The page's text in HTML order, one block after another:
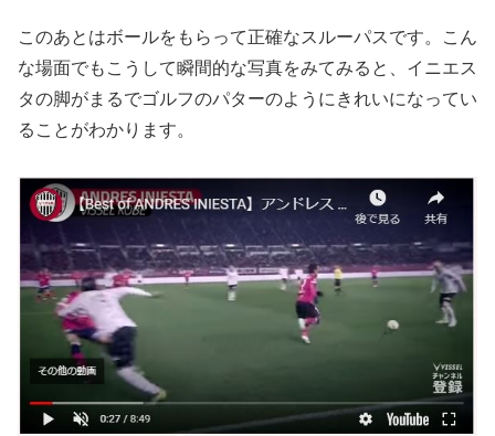
このあとはボールをもらって正確なスルーパスです。こん
な場面でもこうして瞬間的な写真をみてみると、イニエス
タの脚がまるでゴルフのパターのようにきれいになってい
ることがわかります。